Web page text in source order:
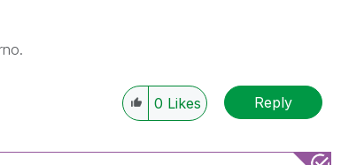
0 Likes Reply